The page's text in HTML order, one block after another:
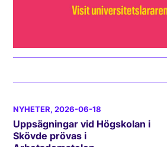
NYHETER, 2026-06-18
Uppsägningar vid Högskolan i
Skövde prövas i